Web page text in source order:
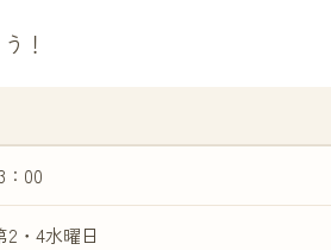
！
：00
2・4水曜日